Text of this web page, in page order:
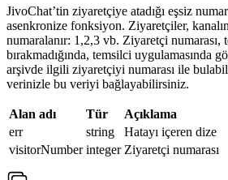
JivoChat’tin ziyaretçiye atadığı eşsiz
asenkronize fonksiyon. Ziyaretçiler,
numaralanır: 1,2,3 vb. Ziyaretçi
bırakmadığında, temsilci uygulamasında
arşivde ilgili ziyaretçiyi numarası ile
verinizle bu veriyi bağlayabilirsiniz.
Alan adı Tür
Açıklama
err
string
Hatayı içeren dize
visitorNumber integer Ziyaretçi numarası